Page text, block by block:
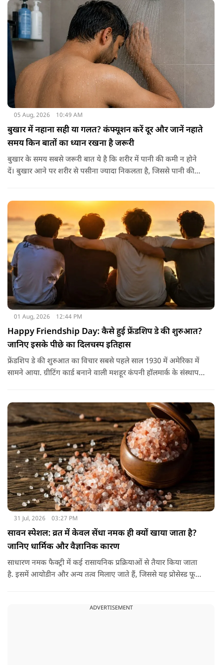
मिनरल्स जो सेहत के लिए वरदान साबित होते हैं। आइए विस्तार से जानते
हैं कि अखरोट खाना सेहत के लिए क्यों है ज़रूरी।
05 Aug, 2026 10:49 AM
बुखार में नहाना सही या गलत? कंफ्यूशन करें दूर और जानें नहाते
समय किन बातों का ध्यान रखना है जरूरी
बुखार के समय सबसे जरूरी बात ये है कि शरीर में पानी की कमी न होने
दें। बुखार आने पर शरीर से पसीना ज्यादा निकलता है, जिससे पानी की
होते हैं। खाने में हल्का और आसानी से पचने वाला भोजन जैसे खिचड़ी
और दलिया आदि लेना अच्छा माना जाता है।
01 Aug, 2026 12:44 PM
Happy Friendship Day: कैसे हुई फ्रेंडशिप डे की शुरुआत?
जानिए इसके पीछे का दिलचस्प इतिहास
फ्रेंडशिप डे की शुरुआत का विचार सबसे पहले साल 1930 में अमेरिका में
सामने आया. ग्रीटिंग कार्ड बनाने वाली मशहूर कंपनी हॉलमार्क के संस्थापक
31 Jul, 2026 03:27 PM
सावन स्पेशल: व्रत में केवल सेंधा नमक ही क्यों खाया जाता है?
जानिए धार्मिक और वैज्ञानिक कारण
साधारण नमक फैक्ट्री में कई रासायनिक प्रक्रियाओं से तैयार किया जाता
है. इसमें आयोडीन और अन्य तत्व मिलाए जाते हैं, जिससे यह प्रोसेस्ड फूड
जाता, इसलिए इसे अधिक शुद्ध माना जाता है.
ADVERTISEMENT